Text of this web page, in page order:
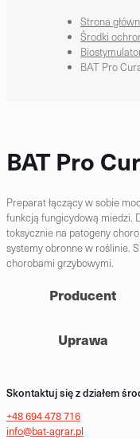
Strona
Środki
BAT Pro
BAT Pro
Preparat łączący w sobie
funkcją fungicydową miedzi.
toksycznie na patogeny
systemyobronne w roślinie.
chorobami grzybowymi.
Producent
Uprawa
Skontaktuj się z działem
+48 694 478 716
info@bat-agrar.pl